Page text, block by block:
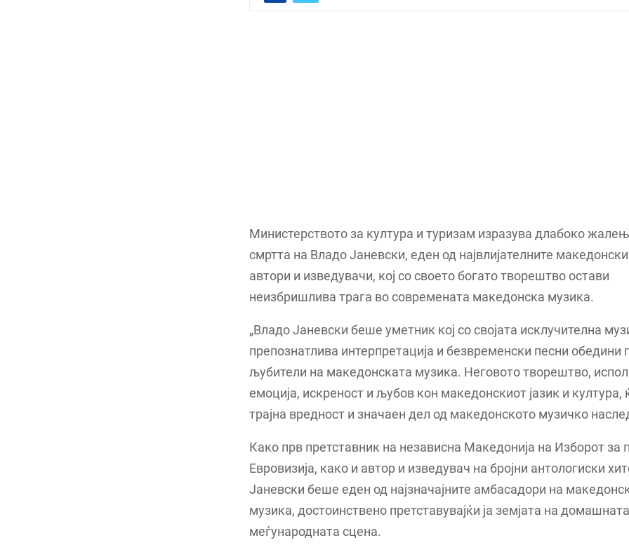
Министерството за култура и туризам изразува длабоко
смртта на Владо Јаневски, еден од највлијателните
автори и изведувачи, кој со своето богато творештво остави
неизбришлива трага во современата македонска музика.
„Владо Јаневски беше уметник кој со својата исклучителна
препознатлива интерпретација и безвременски песни обедини
љубители на македонската музика. Неговото творештво,
емоција, искреност и љубов кон македонскиот јазик и култура,
трајна вредност и значаен дел од македонското музичко
Како прв претставник на независна Македонија на Изборот за
Евровизија, како и автор и изведувач на бројни антологиски
Јаневски беше еден од најзначајните амбасадори на
музика, достоинствено претставувајќи ја земјата на
меѓународната сцена.